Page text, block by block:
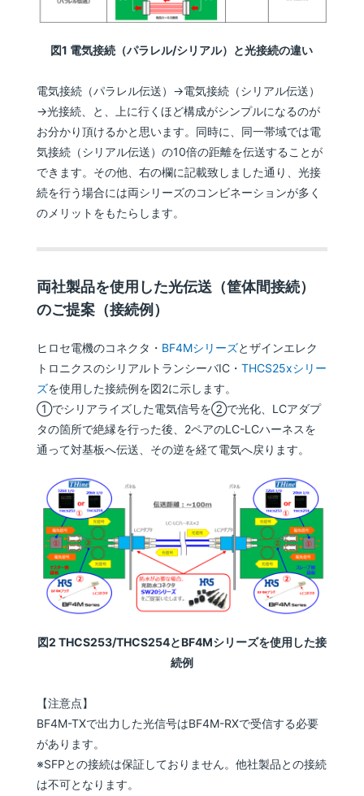
図1 電気接続（パラレル/シリアル）と光接続の違い
電気接続（パラレル伝送）→電気接続（シリアル伝送）
→光接続、と、上に行くほど構成がシンプルになるのが
お分かり頂けるかと思います。同時に、同一帯域では電
気接続（シリアル伝送）の10倍の距離を伝送することが
できます。その他、右の欄に記載致しました通り、光接
続を行う場合には両シリーズのコンビネーションが多く
のメリットをもたらします。
両社製品を使用した光伝送（筐体間接続）
のご提案（接続例）
ヒロセ電機のコネクタ・ BF4Mシリーズとザインエレク
トロニクスのシリアルトランシーバIC・THCS25xシリー
ズを使用した接続例を図2に示します。
①でシリアライズした電気信号を②で光化、LCアダプ
タの箇所で絶縁を行った後、2ペアのLC-LCハーネスを
通って対基板へ伝送、その逆を経て電気へ戻ります。
図2 THCS253/THCS254とBF4Mシリーズを使用した接
続例
【注意点】
BF4M-TXで出力した光信号はBF4M-RXで受信する必要
があります。
※SFPとの接続は保証しておりません。他社製品との接続
は不可となります。